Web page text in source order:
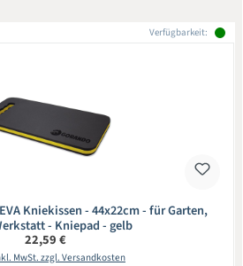
Verfügbarkeit:
Kniekissen - 44x22cm - für Garten,
- Kniepad - gelb
Regulärer Preis:
22,59 €
MwSt. zzgl. Versandkosten